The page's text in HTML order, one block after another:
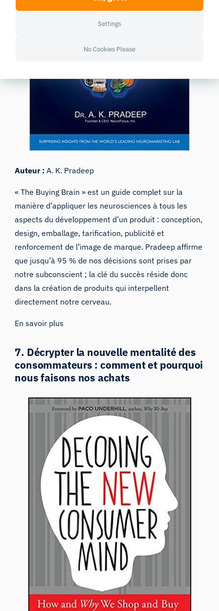
Auteur : A. K. Pradeep
« The Buying Brain » est un guide complet sur la
manière d’appliquer les neurosciences à tous les
aspects du développement d’un produit : conception,
design, emballage, tarification, publicité et
renforcement de l’image de marque. Pradeep affirme
que jusqu’à 95 % de nos décisions sont prises par
notre subconscient ; la clé du succès réside donc
dans la création de produits qui interpellent
directement notre cerveau.
En savoir plus
7. Décrypter la nouvelle mentalité des
consommateurs : comment et pourquoi
nous faisons nos achats
Settings
No Cookies Please